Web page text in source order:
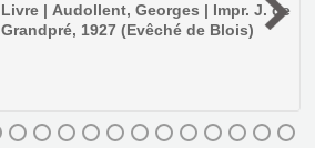
Livre | Audollent, Georges | Impr. J. de
Grandpré, 1927 (Evêché de Blois)